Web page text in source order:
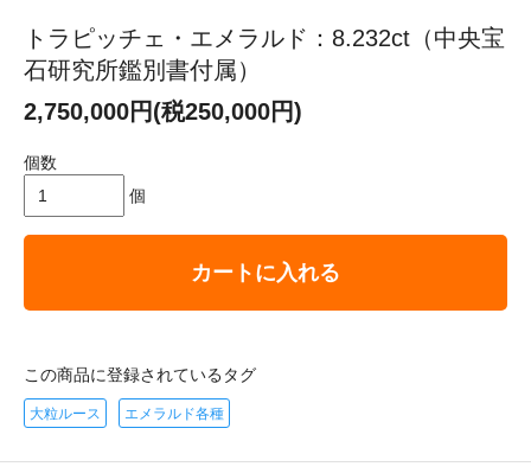
トラピッチェ・エメラルド：8.232ct（中央宝
石研究所鑑別書付属）
2,750,000円(税250,000円)
個数
個
カートに入れる
この商品に登録されているタグ
大粒ルース エメラルド各種